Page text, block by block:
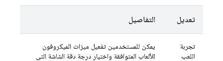
تعديل التفاصيل
تجربة
اللعب
يمكن للمستخدمين تفعيل ميزات الميكروفون
للألعاب المتوافقة واختيار درجة دقة الشاشة التي